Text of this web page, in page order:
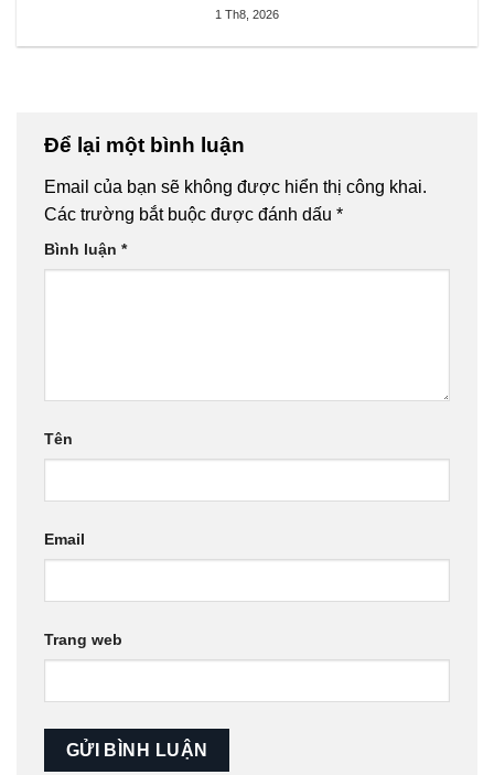
1 Th8, 2026
Để lại một bình luận
Email của bạn sẽ không được hiển thị công khai.
Các trường bắt buộc được đánh dấu *
Bình luận *
Tên
Email
Trang web